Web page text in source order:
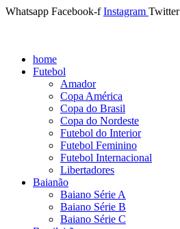
Whatsapp Facebook-f Instagram Twitter
home
Futebol
Amador
Copa América
Copa do Brasil
Copa do Nordeste
Futebol do Interior
Futebol Feminino
Futebol Internacional
Libertadores
Baianão
Baiano Série A
Baiano Série B
Baiano Série C